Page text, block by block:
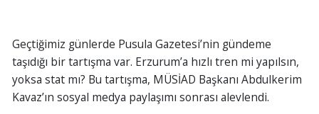
Geçtiğimiz günlerde Pusula Gazetesi’nin gündeme
taşıdığı bir tartışma var. Erzurum’a hızlı tren mi yapılsın,
yoksa stat mı? Bu tartışma, MÜSİAD Başkanı Abdulkerim
Kavaz’ın sosyal medya paylaşımı sonrası alevlendi.